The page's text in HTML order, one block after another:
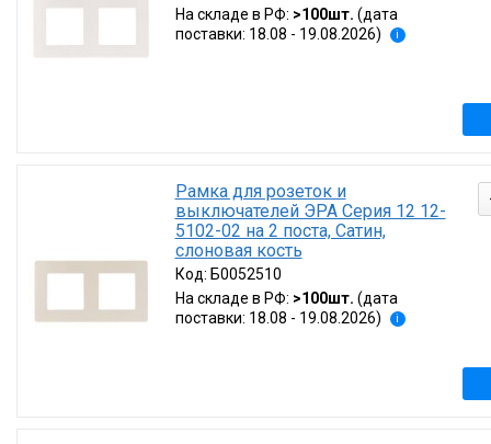
На складе в РФ: >100шт. (дата
поставки: 18.08 - 19.08.2026)
i
Рамка для розеток и
выключателей ЭРА Серия 12 12-
5102-02 на 2 поста, Сатин,
слоновая кость
Код: Б0052510
На складе в РФ: >100шт. (дата
поставки: 18.08 - 19.08.2026)
i